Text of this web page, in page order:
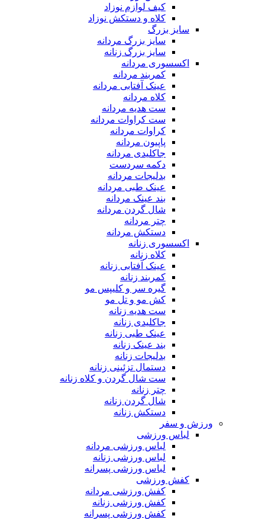
کیف لوازم نوزاد
کلاه و دستکش نوزاد
سایز بزرگ
سایز بزرگ مردانه
سایز بزرگ زنانه
اکسسوری مردانه
کمربند مردانه
عینک آفتابی مردانه
کلاه مردانه
ست هدیه مردانه
ست کراوات مردانه
کراوات مردانه
پاپیون مردانه
جاکلیدی مردانه
دکمه سردست
بدلیجات مردانه
عینک طبی مردانه
بند عینک مردانه
شال گردن مردانه
چتر مردانه
دستکش مردانه
اکسسوری زنانه
کلاه زنانه
عینک آفتابی زنانه
کمربند زنانه
گیره سر و کلیپس مو
کش مو و تل مو
ست هدیه زنانه
جاکلیدی زنانه
عینک طبی زنانه
بند عینک زنانه
بدلیجات زنانه
دستمال تزئینی زنانه
ست شال گردن و کلاه زنانه
چتر زنانه
شال گردن زنانه
دستکش زنانه
ورزش و سفر
لباس ورزشی
لباس ورزشی مردانه
لباس ورزشی زنانه
لباس ورزشی پسرانه
کفش ورزشی
کفش ورزشی مردانه
کفش ورزشی زنانه
کفش ورزشی پسرانه